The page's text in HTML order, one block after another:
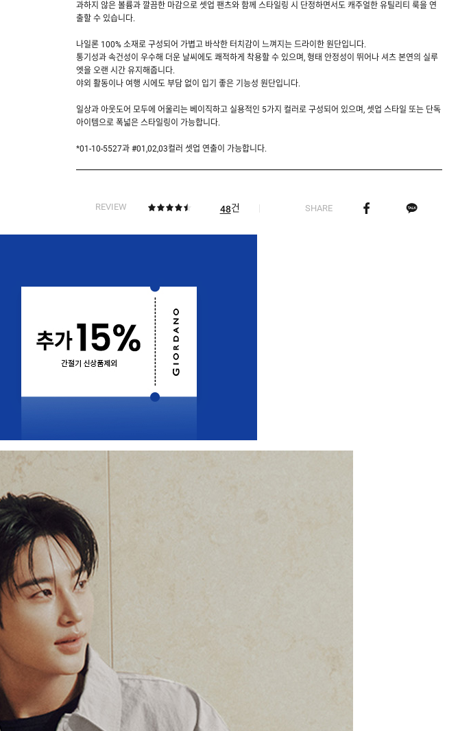
과하지 않은 볼륨과 깔끔한 마감으로 셋업 팬츠와 함께 스타일링 시 단정하면서도 캐주얼한 유틸리티 룩을 연
출할 수 있습니다.
나일론 100% 소재로 구성되어 가볍고 바삭한 터치감이 느껴지는 드라이한 원단입니다.
통기성과 속건성이 우수해 더운 날씨에도 쾌적하게 착용할 수 있으며, 형태 안정성이 뛰어나 셔츠 본연의 실루
엣을 오랜 시간 유지해줍니다.
야외 활동이나 여행 시에도 부담 없이 입기 좋은 기능성 원단입니다.
일상과 아웃도어 모두에 어울리는 베이직하고 실용적인 5가지 컬러로 구성되어 있으며, 셋업 스타일 또는 단독
아이템으로 폭넓은 스타일링이 가능합니다.
*01-10-5527과 #01,02,03컬러 셋업 연출이 가능합니다.
REVIEW 48건 SHARE